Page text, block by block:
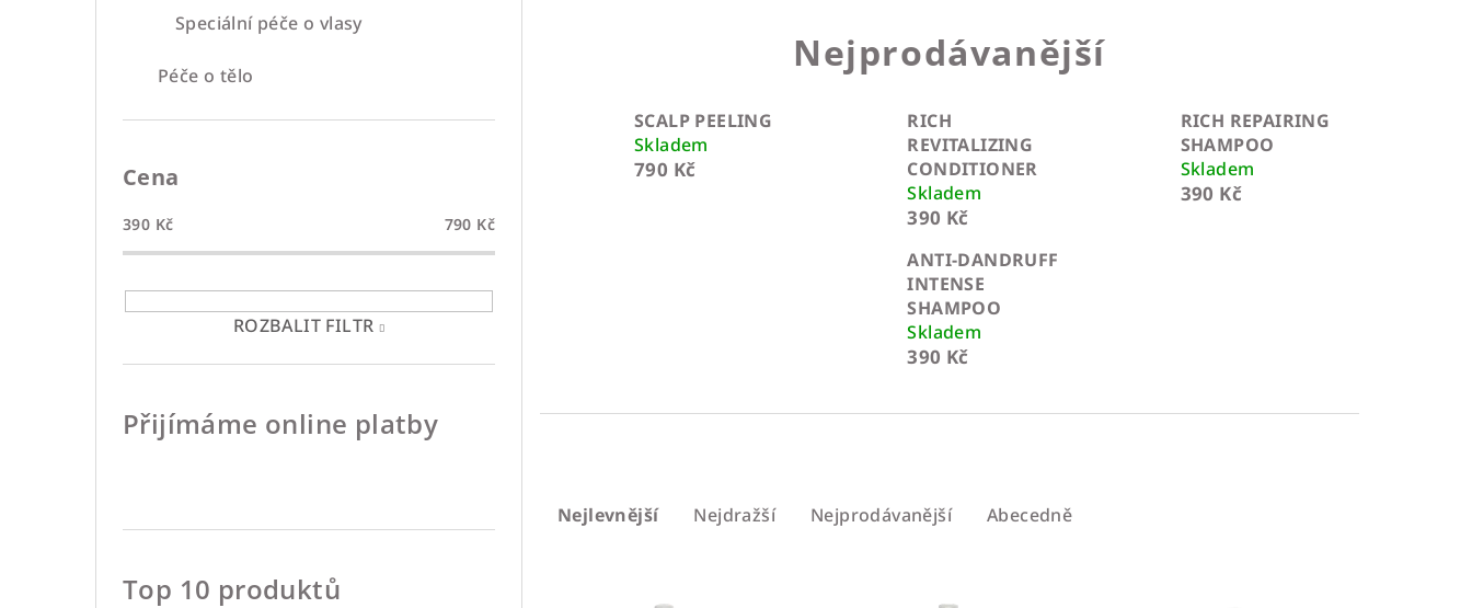
Speciální péče o vlasy
Péče o tělo
Cena
390 Kč 790 Kč
ROZBALIT FILTR
Přijímáme online platby
Top 10 produktů
Nejprodávanější
SCALP PEELING
Skladem
790 Kč
RICH
REVITALIZING
CONDITIONER
Skladem
390 Kč
RICH REPAIRING
SHAMPOO
Skladem
390 Kč
ANTI-DANDRUFF
INTENSE
SHAMPOO
Skladem
390 Kč
aNejlevnější Nejdražší Nejprodávanější Abecedně